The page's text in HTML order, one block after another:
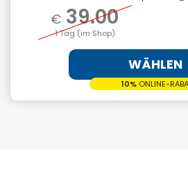
€ 39.00
1 Tag (im Shop)
WÄHLEN
10%ONLINE-